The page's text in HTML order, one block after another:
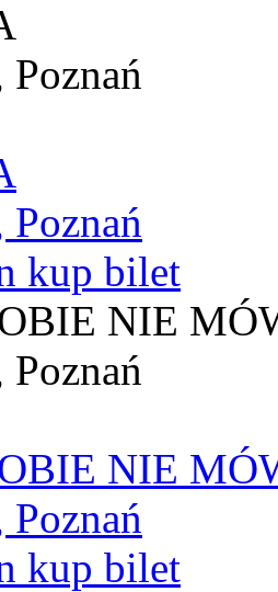
kup bilet
NIE
NIE
kup bilet